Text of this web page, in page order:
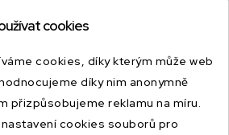
cookies
cookies, díky kterým může web
díky nim anonymně
přizpůsobujeme reklamu na míru.
cookies souborů pro